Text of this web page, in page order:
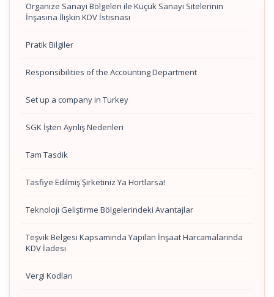
Organize Sanayi Bölgeleri ile Küçük Sanayi Sitelerinin
İnşasına İlişkin KDV İstisnası
Pratik Bilgiler
Responsibilities of the Accounting Department
Set up a company in Turkey
SGK İşten Ayrılış Nedenleri
Tam Tasdik
Tasfiye Edilmiş Şirketiniz Ya Hortlarsa!
Teknoloji Geliştirme Bölgelerindeki Avantajlar
Teşvik Belgesi Kapsamında Yapılan İnşaat Harcamalarında
KDV İadesi
Vergi Kodları